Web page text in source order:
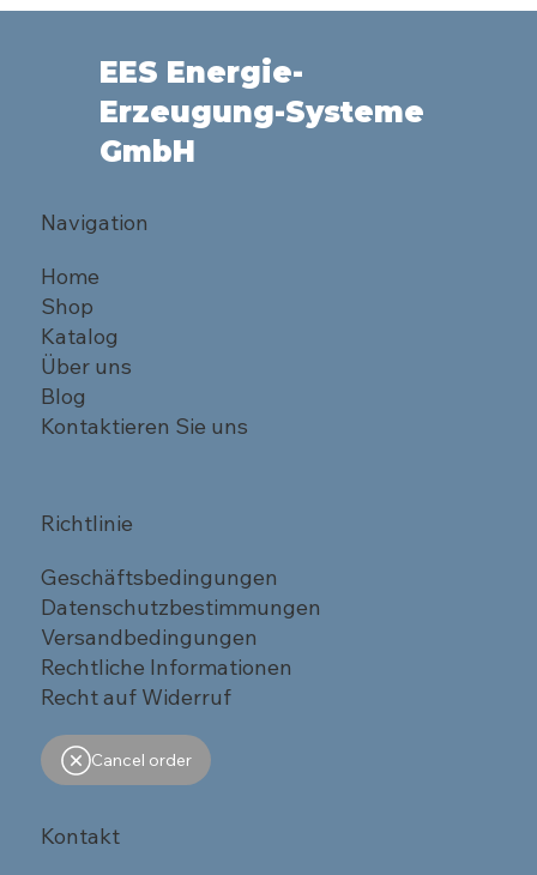
EES Energie-
Erzeugung-Systeme
GmbH
Navigation
Home
Shop
Katalog
Über uns
Blog
Kontaktieren Sie uns
Richtlinie
Geschäftsbedingungen
Datenschutzbestimmungen
Versandbedingungen
Rechtliche Informationen
Recht auf Widerruf
Cancel order
Kontakt